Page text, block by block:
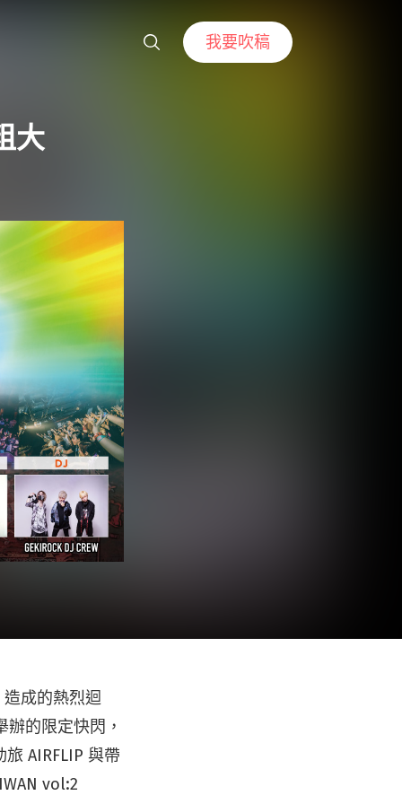
我要吹稿
大
成的熱烈迴
的限定快閃，
AIRFLIP 與帶
vol:2